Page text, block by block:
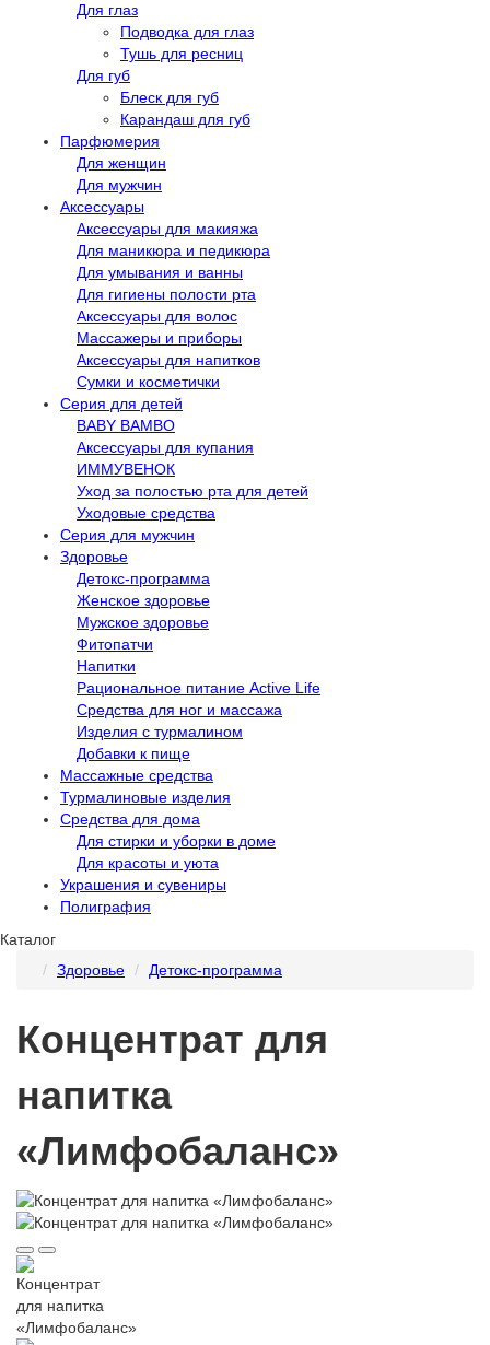
Для глаз
Подводка для глаз
Тушь для ресниц
Для губ
Блеск для губ
Карандаш для губ
Парфюмерия
Для женщин
Для мужчин
Аксессуары
Аксессуары для макияжа
Для маникюра и педикюра
Для умывания и ванны
Для гигиены полости рта
Аксессуары для волос
Массажеры и приборы
Аксессуары для напитков
Сумки и косметички
Серия для детей
BABY BAMBO
Аксессуары для купания
ИММУВЕНОК
Уход за полостью рта для детей
Уходовые средства
Серия для мужчин
Здоровье
Детокс-программа
Женское здоровье
Мужское здоровье
Фитопатчи
Напитки
Рациональное питание Active Life
Средства для ног и массажа
Изделия с турмалином
Добавки к пище
Массажные средства
Турмалиновые изделия
Средства для дома
Для стирки и уборки в доме
Для красоты и уюта
Украшения и сувениры
Полиграфия
Каталог
Здоровье
Детокс-программа
Концентрат для
напитка
«Лимфобаланс»